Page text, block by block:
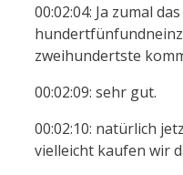
00:02:04: Ja zumal
zweihundertste
00:02:09: sehr gut.
00:02:10: natürlich
vielleicht kaufen wir